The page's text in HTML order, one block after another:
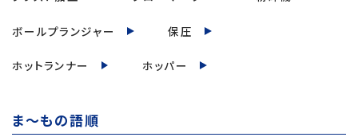
ボールプランジャー 保圧
ホットランナー ホッパー
ま～もの語順